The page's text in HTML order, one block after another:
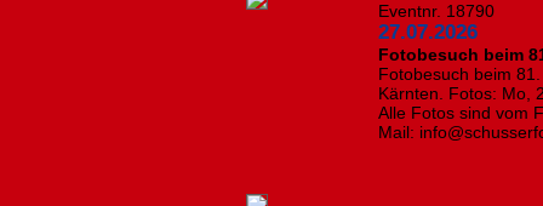
Eventnr. 18790
27.07.2026
Fotobesuch beim
Fotobesuch beim
Kärnten. Fotos: Mo,
Alle Fotos sind vom
Mail: